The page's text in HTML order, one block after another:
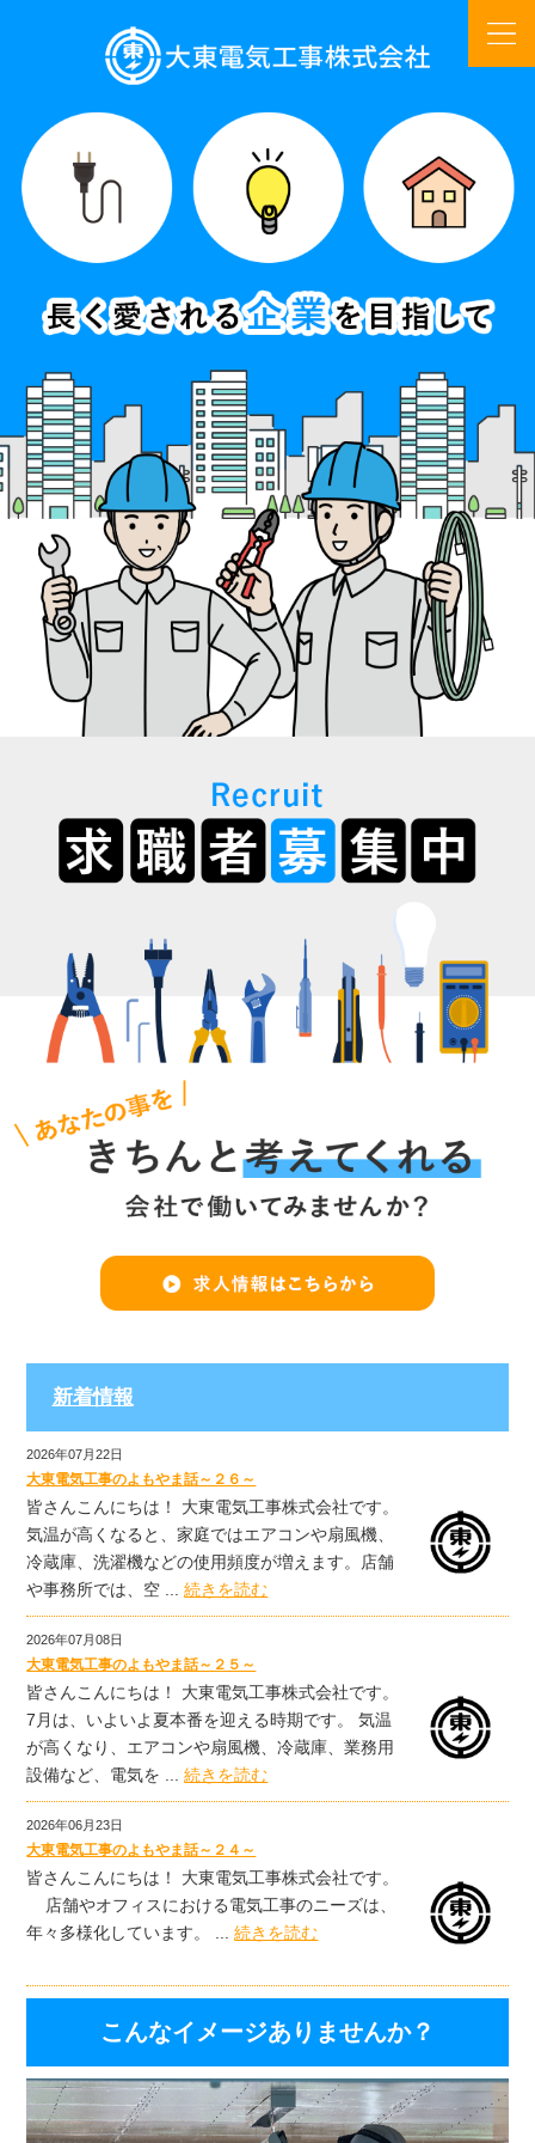
新着情報
2026年07月22日
大東電気工事のよもやま話～２６～
皆さんこんにちは！ 大東電気工事株式会社です。
気温が高くなると、家庭ではエアコンや扇風機、
冷蔵庫、洗濯機などの使用頻度が増えます。店舗
や事務所では、空 ...続きを読む
2026年07月08日
大東電気工事のよもやま話～２５～
皆さんこんにちは！ 大東電気工事株式会社です。
7月は、いよいよ夏本番を迎える時期です。 気温
が高くなり、エアコンや扇風機、冷蔵庫、業務用
設備など、電気を ...続きを読む
2026年06月23日
大東電気工事のよもやま話～２４～
皆さんこんにちは！ 大東電気工事株式会社です。
店舗やオフィスにおける電気工事のニーズは、
年々多様化しています。 ...続きを読む
こんなイメージありませんか？